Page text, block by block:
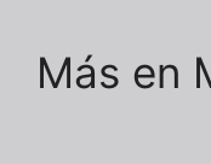
Más en